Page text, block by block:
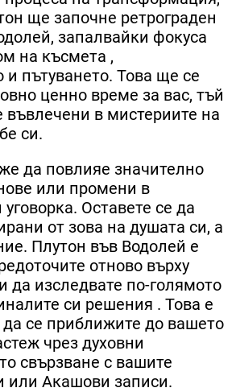
ще започне ретрограден
запалвайки фокуса
на късмета ,
и пътуването. Това ще се
ценно време за вас, тъй
въвлечени в мистериите на
си.
да повлияе значително
или промени в
Оставете се да
от зова на душата си, а
Плутон във Водолей е
отново върху
да изследвате по-голямото
си решения . Това е
се приближите до вашето
чрез духовни
свързване с вашите
или Акашови записи.